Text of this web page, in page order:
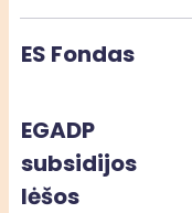
ES Fondas
EGADP
subsidijos
lėšos